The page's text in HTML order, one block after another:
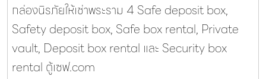
กล่องนิรภัยให้เช่าพระราม 4 Safe deposit box,
Safety deposit box, Safe box rental, Private
vault, Deposit box rental และ Security box
rental ตู้เซฟ.com